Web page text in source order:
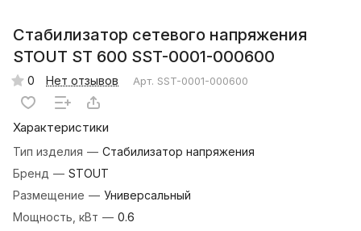
Стабилизатор сетевого напряжения
STOUT ST 600 SST-0001-000600
0 Нет отзывов Арт. SST-0001-000600
Характеристики
Тип изделия — Стабилизатор напряжения
Бренд — STOUT
Размещение — Универсальный
Мощность, кВт — 0.6